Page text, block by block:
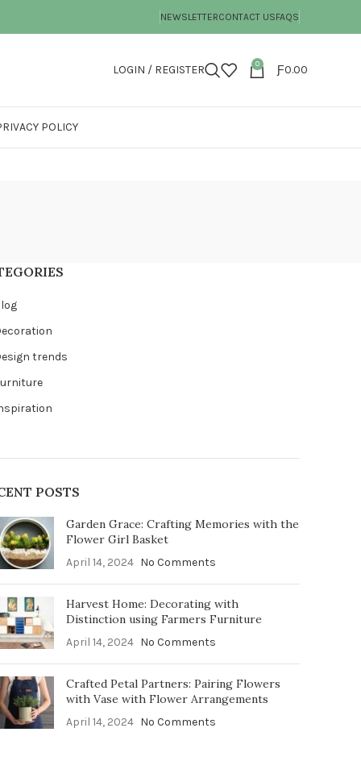
NEWSLETTERCONTACT USFAQS
LOGIN / REGISTER 0 Ƒ0.00
POLICY
trends
POSTS
Garden Grace: Crafting Memories with the
Flower Girl Basket
April 14, 2024 No Comments
Harvest Home: Decorating with
Distinction using Farmers Furniture
April 14, 2024 No Comments
Crafted Petal Partners: Pairing Flowers
with Vase with Flower Arrangements
April 14, 2024 No Comments